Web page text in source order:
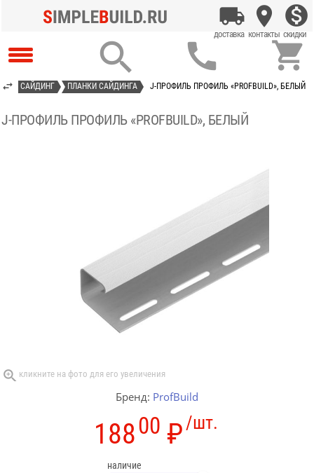
  
САЙДИНГ ПЛАНКИ САЙДИНГА J-ПРОФИЛЬ ПРОФИЛЬ «PROFBUILD», БЕЛЫЙ
J-ПРОФИЛЬ ПРОФИЛЬ «PROFBUILD», БЕЛЫЙ
Бренд: ProfBuild
/шт.
18800 ₽
наличие